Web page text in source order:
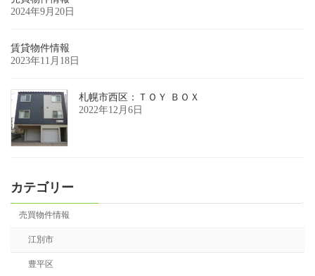
2024年9月20日
賃貸物件情報
2023年11月18日
札幌市西区：ＴＯＹ ＢＯＸ
2022年12月6日
カテゴリー
売買物件情報
江別市
豊平区